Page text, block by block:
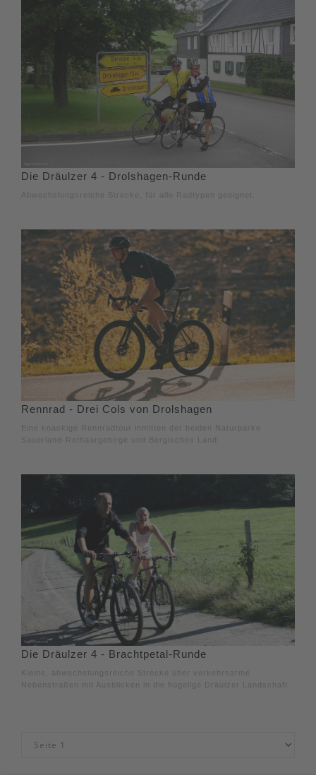
Die Dräulzer 4 - Drolshagen-Runde
Abwechslungsreiche Strecke, für alle Radtypen geeignet.
Rennrad - Drei Cols von Drolshagen
Eine knackige Rennradtour inmitten der beiden Naturparke
Sauerland-Rothaargebirge und Bergisches Land
Die Dräulzer 4 - Brachtpetal-Runde
Kleine, abwechslungsreiche Strecke über verkehrsarme
Nebenstraßen mit Ausblicken in die hügelige Dräulzer Landschaft.